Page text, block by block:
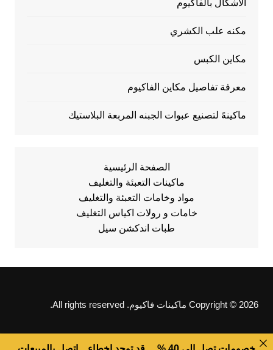
الأشكال بالفاكيوم
مكنه علب الكشري
مكاين الكبس
معرفة تفاصيل مكاين الفاكيوم
ماكينهً لتصنيع عبوات الجبنه المربعة البلاستيك
الصفحة الرئيسية
ماكينات التعبئة والتغليف
مواد وخامات التعبئة والتغليف
خامات و رولات اكياس التغليف
طبات اندكشن سيل
Copyright © 2026 ماكينات فاكيوم. All rights reserved.